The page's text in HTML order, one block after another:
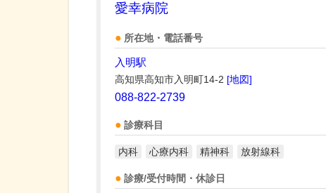
愛幸病院
所在地・電話番号
入明駅
高知県高知市入明町14-2 [地図]
088-822-2739
診療科目
内科 心療内科 精神科 放射線科
診療/受付時間・休診日